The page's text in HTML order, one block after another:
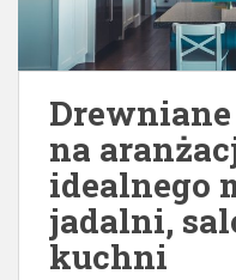
Drewniane
na
idealnego
jadalni,
kuchni